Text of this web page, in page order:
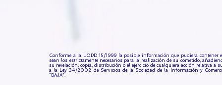
Conforme a la LOPD 15/1999 la posible información que pudiera contener
sean los estrictamente necesarios para la realización de su cometido,
su revelación, copia, distribución o el ejercicio de cualquiera acción relativa a
a la Ley 34/2002 de Servicios de la Sociedad de la Información y
“BAJA”.